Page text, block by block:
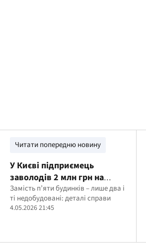
Читати попередню новину
У Києві підприємець
заволодів 2 млн грн на
модульні будинки для
Ірпеня – оголошено підозру
Замість п’яти будинків – лише два і
ті недобудовані: деталі справи
4.05.2026 21:45